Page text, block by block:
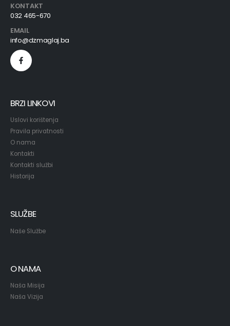
KONTAKT
032 465-670
EMAIL
info@dzmaglaj.ba
BRZI LINKOVI
Uslovi korištenja
Pravila privatnosti
O nama
Kontakti
Kontakti službi
Historija
SLUŽBE
Naše Službe
O NAMA
Naša Misija
Naša Vizija